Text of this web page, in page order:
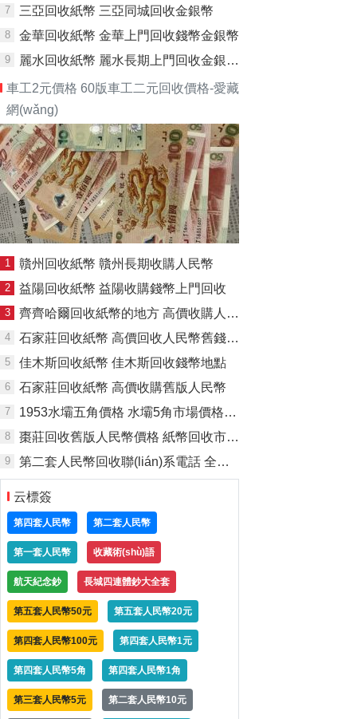
7 三亞回收紙幣 三亞同城回收金銀幣
8 金華回收紙幣 金華上門回收錢幣金銀幣
9 麗水回收紙幣 麗水長期上門回收金銀幣錢幣
車工2元價格 60版車工二元回收價格-愛藏
網(wǎng)
1 贛州回收紙幣 贛州長期收購人民幣
2 益陽回收紙幣 益陽收購錢幣上門回收
3 齊齊哈爾回收紙幣的地方 高價收購人民幣
4 石家莊回收紙幣 高價回收人民幣舊錢幣地點
5 佳木斯回收紙幣 佳木斯回收錢幣地點
6 石家莊回收紙幣 高價收購舊版人民幣
7 1953水壩五角價格 水壩5角市場價格與真假辨別
8 棗莊回收舊版人民幣價格 紙幣回收市場在哪里
9 第二套人民幣回收聯(lián)系電話 全國上門回收第二套人民幣價格
云標簽
第四套人民幣 第二套人民幣
第一套人民幣 收藏術(shù)語
航天紀念鈔 長城四連體鈔大全套
第五套人民幣50元 第五套人民幣20元
第四套人民幣100元 第四套人民幣1元
第四套人民幣5角 第四套人民幣1角
第三套人民幣5元 第二套人民幣10元